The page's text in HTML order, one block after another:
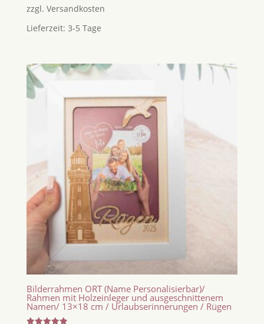
zzgl. Versandkosten
Lieferzeit: 3-5 Tage
Bilderrahmen ORT (Name Personalisierbar)/
Rahmen mit Holzeinleger und ausgeschnittenem
Namen/ 13×18 cm / Urlaubserinnerungen / Rügen